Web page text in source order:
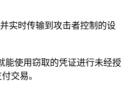
实时传输到攻击者控制的设
能使用窃取的凭证进行未经授
交易。